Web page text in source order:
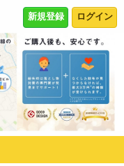
ログイン
新規登録